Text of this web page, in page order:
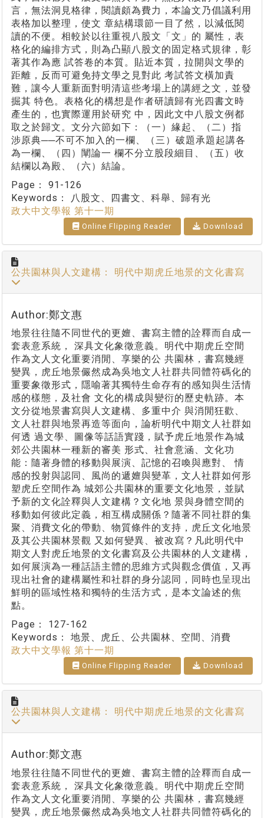
言，無法洞見格律，閱讀頗為費力，本論文乃倡議利用
表格加以整理，使文 章結構環節一目了然，以減低閱
讀的不便。相較於以往重視八股文「文」的 屬性，表
格化的編排方式，則為凸顯八股文的固定格式規律，彰
著其作為應 試答卷的本質。貼近本質，拉開與文學的
距離，反而可避免持文學之見對此 考試答文橫加責
難，讓今人重新面對明清這些考場上的講經之文，並發
掘其 特色。表格化的構想是作者研讀歸有光四書文時
產生的，也實際運用於研究 中，因此文中八股文例都
取之於歸文。文分六節如下：（一）緣起、（二）指
涉原典──不可不加入的一欄、（三）破題承題起講各
為一欄、（四）闡論一 欄不分立股段細目、（五）收
結欄以為殿、（六）結論。
Page： 91-126
Keywords：
八股文、四書文、科舉、歸有光
政大中文學報 第十一期
Online Flipping Reader Download
公共園林與人文建構： 明代中期虎丘地景的文化書寫
Author:鄭文惠
地景往往隨不同世代的更嬗、書寫主體的詮釋而自成一
套表意系統， 深具文化象徵意義。明代中期虎丘空間
作為文人文化重要消閒、享樂的公 共園林，書寫幾經
變異，虎丘地景儼然成為吳地文人社群共同體符碼化的
重要象徵形式，隱喻著其獨特生命存有的感知與生活情
感的樣態，及社會 文化的構成與變衍的歷史軌跡。本
文分從地景書寫與人文建構、多重中介 與消閒狂歡、
文人社群與地景再造等面向，論析明代中期文人社群如
何透 過文學、圖像等話語實踐，賦予虎丘地景作為城
郊公共園林一種新的審美 形式、社會意涵、文化功
能：隨著身體的移動與展演、記憶的召喚與應對、 情
感的投射與認同、風尚的遞嬗與變革，文人社群如何形
塑虎丘空間作為 城郊公共園林的重要文化地景，並賦
予新的文化詮釋與人文建構？文化地 景與身體空間的
移動如何彼此定義，相互構成關係？隨著不同社群的集
聚、消費文化的帶動、物質條件的支持，虎丘文化地景
及其公共園林景觀 又如何變異、被改寫？凡此明代中
期文人對虎丘地景的文化書寫及公共園林的人文建構，
如何展演為一種話語主體的思維方式與觀念價值，又再
現出社會的建構屬性和社群的身分認同，同時也呈現出
鮮明的區域性格和獨特的生活方式，是本文論述的焦
點。
Page： 127-162
Keywords： 地景、虎丘、公共園林、空間、消費
政大中文學報 第十一期
Online Flipping Reader Download
公共園林與人文建構： 明代中期虎丘地景的文化書寫
Author:鄭文惠
地景往往隨不同世代的更嬗、書寫主體的詮釋而自成一
套表意系統， 深具文化象徵意義。明代中期虎丘空間
作為文人文化重要消閒、享樂的公 共園林，書寫幾經
變異，虎丘地景儼然成為吳地文人社群共同體符碼化的